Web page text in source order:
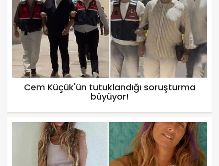
Cem Küçük'ün tutuklandığı soruşturma
büyüyor!